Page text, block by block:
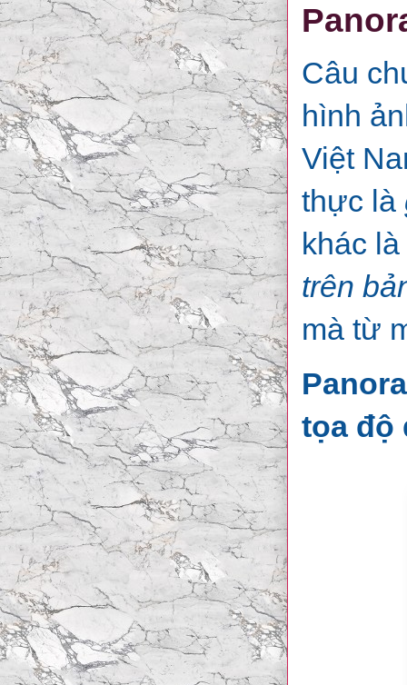
Câu
hình
Việt
thực là
khác
trên
mà từ
tọa độ